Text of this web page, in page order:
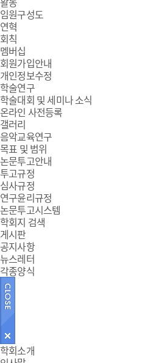
임원구성도
연혁
회칙
멤버십
회원가입안내
개인정보수정
학술연구
학술대회 및 세미나 소식
온라인 사전등록
갤러리
음악교육연구
목표 및 범위
논문투고안내
투고규정
심사규정
연구윤리규정
논문투고시스템
학회지 검색
게시판
공지사항
뉴스레터
각종양식
주
학회소개